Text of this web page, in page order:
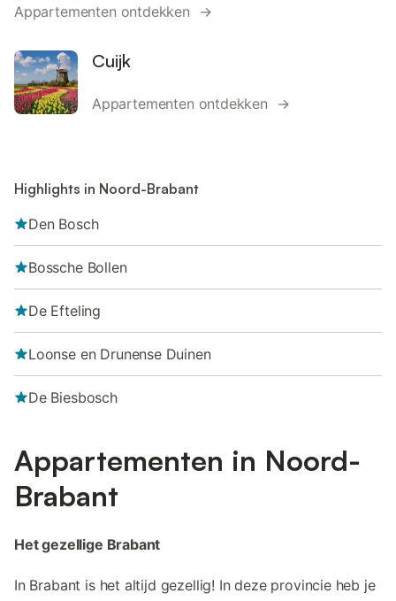
Appartementen ontdekken →
Cuijk
Appartementen ontdekken →
Highlights in Noord-Brabant
Den Bosch
Bossche Bollen
De Efteling
Loonse en Drunense Duinen
De Biesbosch
Appartementen in Noord-
Brabant
Het gezellige Brabant
In Brabant is het altijd gezellig! In deze provincie heb je